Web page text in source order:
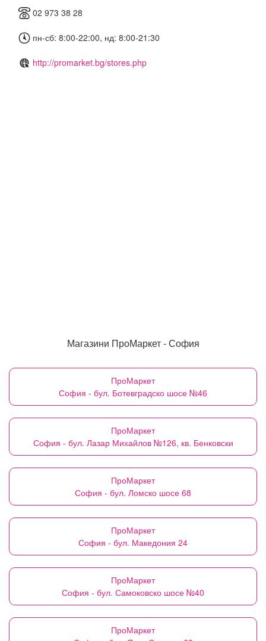
02 973 38 28
пн-сб: 8:00-22:00, нд: 8:00-21:30
http://promarket.bg/stores.php
Магазини ПроМаркет - София
ПроМаркет
София - бул. Ботевградско шосе №46
ПроМаркет
София - бул. Лазар Михайлов №126, кв. Бенковски
ПроМаркет
София - бул. Ломско шосе 68
ПроМаркет
София - бул. Македония 24
ПроМаркет
София - бул. Самоковско шосе №40
ПроМаркет